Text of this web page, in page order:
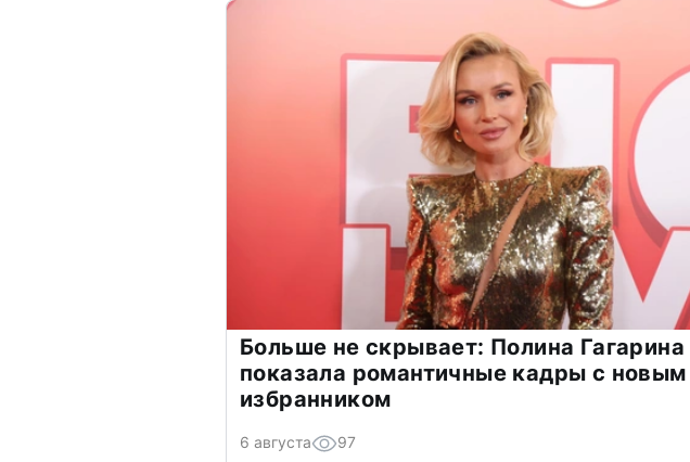
Больше не скрывает: Полина Гагарина
показала романтичные кадры с новым
избранником
6 августа 97